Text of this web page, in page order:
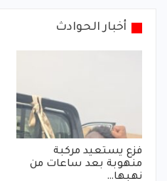
أخبار الحوادث
فزع يستعيد مركبة
منهوبة بعد ساعات من
نهبها…